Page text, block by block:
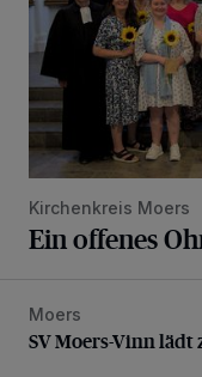
Kirchenkreis Moers
Ein offenes
SV Moers-Vinn lädt
Moers
SV Moers-Vinn lädt